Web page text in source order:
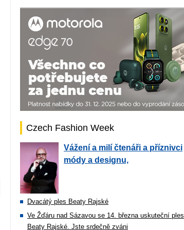
Czech Fashion Week
Vážení a milí čtenáři a příznivci
módy a designu,
Dvacátý ples Beaty Rajské
Ve Žďáru nad Sázavou se 14. března uskuteční ples
Beaty Rajské. Jste srdečně zváni